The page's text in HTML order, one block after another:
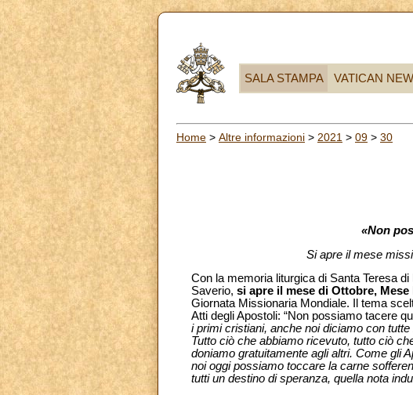
SALA STAMPA VATICAN
Home > Altre informazioni > 2021 > 09 > 30
«Non
Si apre il mese
Con la memoria liturgica di Santa Teresa
Saverio, si apre il mese di Ottobre,
Giornata Missionaria Mondiale. Il tema
Atti degli Apostoli: “Non possiamo tacere
i primi cristiani, anche noi diciamo con
Tutto ciò che abbiamo ricevuto, tutto ciò
doniamo gratuitamente agli altri. Come gli
noi oggi possiamo toccare la carne
tutti un destino di speranza, quella nota